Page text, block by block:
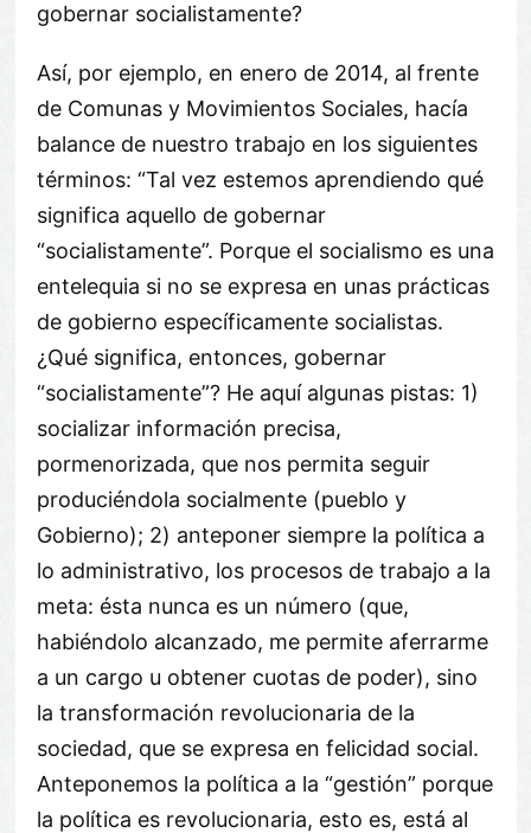
gobernar socialistamente?
Así, por ejemplo, en enero de 2014, al frente
de Comunas y Movimientos Sociales, hacía
balance de nuestro trabajo en los siguientes
términos: “Tal vez estemos aprendiendo qué
significa aquello de gobernar
“socialistamente”. Porque el socialismo es una
entelequia si no se expresa en unas prácticas
de gobierno específicamente socialistas.
¿Qué significa, entonces, gobernar
“socialistamente”? He aquí algunas pistas: 1)
socializar información precisa,
pormenorizada, que nos permita seguir
produciéndola socialmente (pueblo y
Gobierno); 2) anteponer siempre la política a
lo administrativo, los procesos de trabajo a la
meta: ésta nunca es un número (que,
habiéndolo alcanzado, me permite aferrarme
a un cargo u obtener cuotas de poder), sino
la transformación revolucionaria de la
sociedad, que se expresa en felicidad social.
Anteponemos la política a la “gestión” porque
la política es revolucionaria, esto es, está al